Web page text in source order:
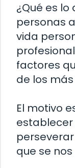
¿Qué es
personas
vida
factores
de los
El motivo
que se